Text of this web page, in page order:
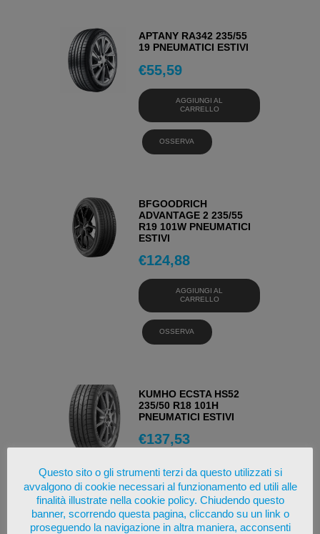
APTANY RA342 235/55
19 PNEUMATICI ESTIVI
€55,59
AGGIUNGI AL
CARRELLO
OSSERVA
BFGOODRICH
ADVANTAGE 2 235/55
R19 101W PNEUMATICI
ESTIVI
€124,88
AGGIUNGI AL
CARRELLO
OSSERVA
KUMHO ECSTA HS52
235/50 R18 101H
PNEUMATICI ESTIVI
€137,53
AGGIUNGI AL
CARRELLO
OSSERVA
Questo sito o gli strumenti terzi da questo utilizzati si
avvalgono di cookie necessari al funzionamento ed utili alle
finalità illustrate nella cookie policy. Chiudendo questo
banner, scorrendo questa pagina, cliccando su un link o
proseguendo la navigazione in altra maniera, acconsenti